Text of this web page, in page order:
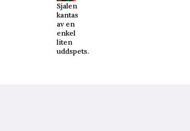
Sjalen
kantas
av en
enkel
liten
uddspets.